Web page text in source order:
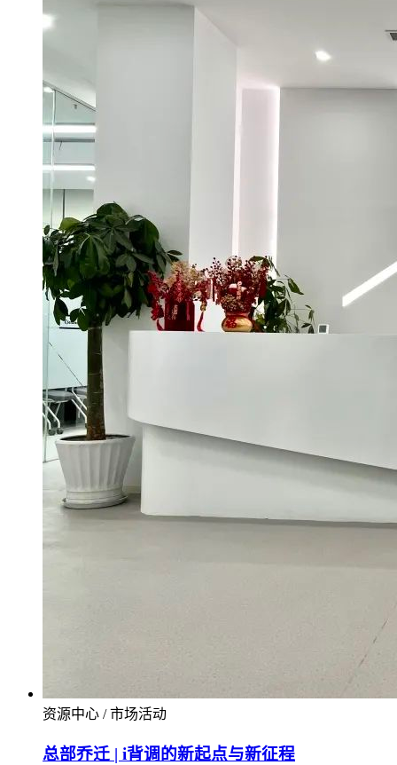
资源中心 / 市场活动
总部乔迁 | i背调的新起点与新征程